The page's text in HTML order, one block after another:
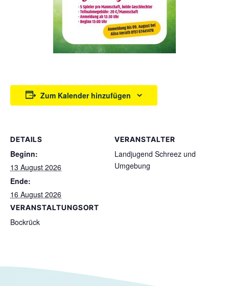
Zum Kalender hinzufügen
DETAILS
Beginn:
13 August 2026
Ende:
16 August 2026
VERANSTALTUNGSORT
Bockrück
VERANSTALTER
Landjugend Schreez und
Umgebung